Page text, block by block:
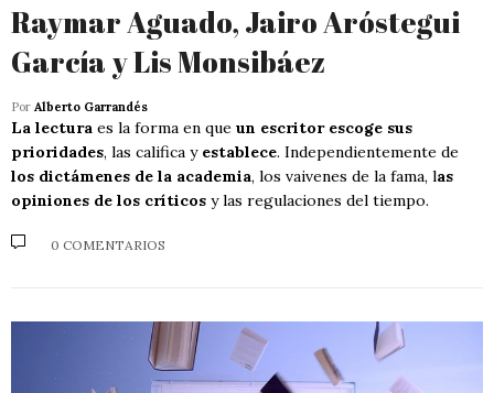
Raymar Aguado, Jairo Aróstegui
García y Lis Monsibáez
Por Alberto Garrandés
La lectura es la forma en que un escritor escoge sus
prioridades, las califica y establece. Independientemente de
los dictámenes de la academia, los vaivenes de la fama, las
opiniones de los críticos y las regulaciones del tiempo.
0 COMENTARIOS